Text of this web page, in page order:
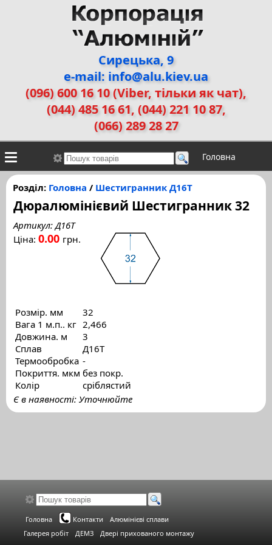
Сирецька, 9
e-mail: info@alu.kiev.ua
(096) 600 16 10 (Viber, тільки як чат),
(044) 485 16 61, (044) 221 10 87,
(066) 289 28 27
Головна
Контакти Алюмінієві сплави Галерея робіт
ДЕМЗ Двері прихованого монтажу
Розділ: Головна / Шестигранник Д16Т
Дюралюмінієвий Шестигранник 32
Артикул: Д16Т
Ціна: 0.00 грн.
Розмір. мм
Вага 1 м.п.. кг
Довжина. м
Сплав
Термообробка
Покриття. мкм
Колір
32
2,466
3
Д16Т
-
без покр.
сріблястий
Є в наявності: Уточнюйте
Головна Контакти
Алюмінієві сплави
Галерея робіт
ДЕМЗ Двері прихованого монтажу